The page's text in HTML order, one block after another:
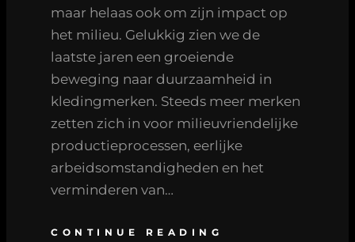
maar helaas ook om zijn impact op
het milieu. Gelukkig zien we de
laatste jaren een groeiende
beweging naar duurzaamheid in
kledingmerken. Steeds meer merken
zetten zich in voor milieuvriendelijke
productieprocessen, eerlijke
arbeidsomstandigheden en het
verminderen van…
CONTINUE READING